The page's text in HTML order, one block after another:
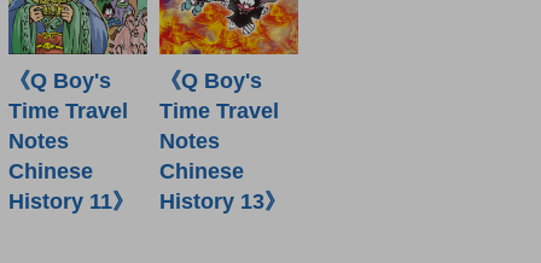
《Q Boy's
Time Travel
Notes
Chinese
History 11》
《Q Boy's
Time Travel
Notes
Chinese
History 13》